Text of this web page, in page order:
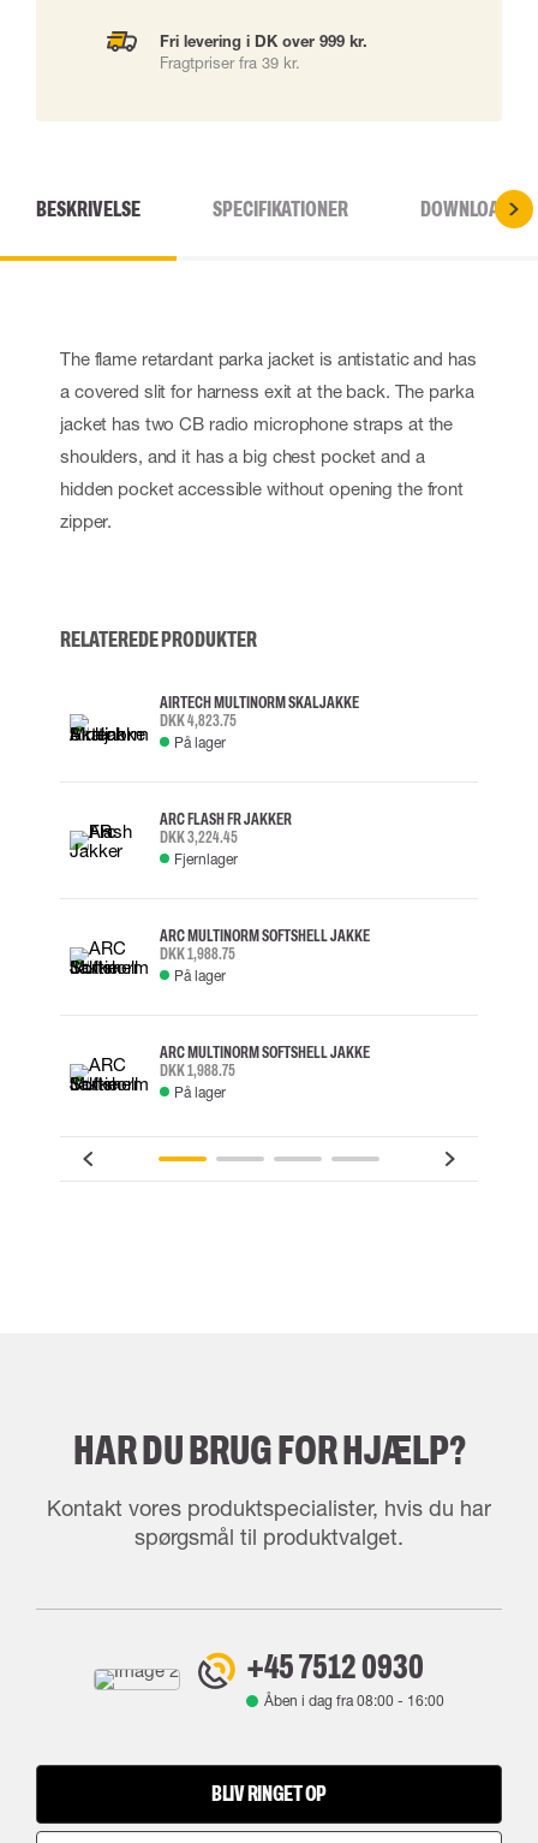
Fri levering i DK over 999 kr.
Fragtpriser fra 39 kr.
BESKRIVELSE SPECIFIKATIONER DOWNLOADS
The flame retardant parka jacket is antistatic and has
a covered slit for harness exit at the back. The parka
jacket has two CB radio microphone straps at the
shoulders, and it has a big chest pocket and a
hidden pocket accessible without opening the front
zipper.
RELATEREDE PRODUKTER
AIRTECH MULTINORM SKALJAKKE
DKK 4,823.75
På lager
ARC FLASH FR JAKKER
DKK 3,224.45
Fjernlager
ARC MULTINORM SOFTSHELL JAKKE
DKK 1,988.75
På lager
ARC MULTINORM SOFTSHELL JAKKE
DKK 1,988.75
På lager
HAR DU BRUG FOR HJÆLP?
Kontakt vores produktspecialister, hvis du har
spørgsmål til produktvalget.
+45 7512 0930
Åben i dag fra08:00- 16:00
BLIV RINGET OP